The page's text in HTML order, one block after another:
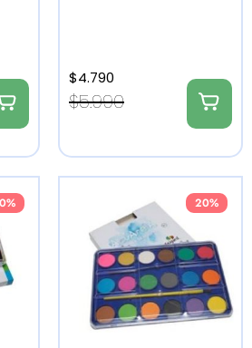
$5.990
$4.790
20%